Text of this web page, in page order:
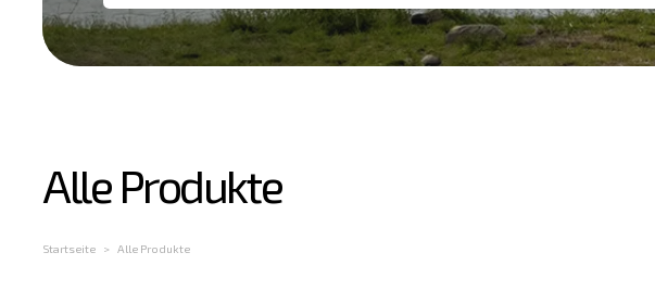
Alle Produkte
Startseite
Alle Produkte